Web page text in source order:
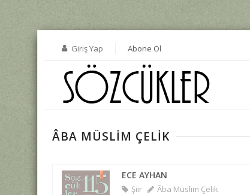
Giriş Yap Abone Ol
ÂBA MÜSLIM ÇELIK
ECE AYHAN
Şiir Âba Müslim Çelik